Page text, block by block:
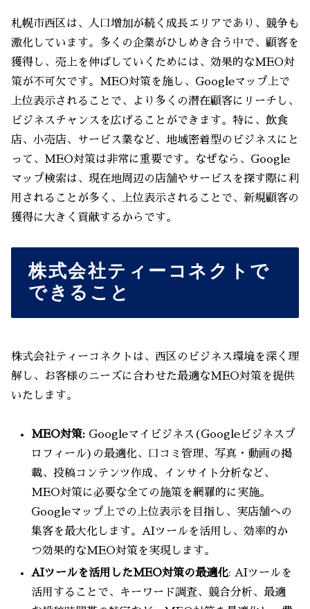
札幌市西区は、人口増加が続く成長エリアであり、競争も
激化しています。多くの企業がひしめき合う中で、顧客を
獲得し、売上を伸ばしていくためには、効果的なMEO対
策が不可欠です。MEO対策を施し、Googleマップ上で
上位表示されることで、より多くの潜在顧客にリーチし、
ビジネスチャンスを広げることができます。特に、飲食
店、小売店、サービス業など、地域密着型のビジネスにと
って、MEO対策は非常に重要です。なぜなら、Google
マップ検索は、現在地周辺の店舗やサービスを探す際に利
用されることが多く、上位表示されることで、新規顧客の
獲得に大きく貢献するからです。
株式会社ティーコネクトで
できること
株式会社ティーコネクトは、西区のビジネス環境を深く理
解し、お客様のニーズに合わせた最適なMEO対策を提供
いたします。
MEO対策: Googleマイビジネス(Googleビジネスプ
ロフィール)の最適化、口コミ管理、写真・動画の掲
載、投稿コンテンツ作成、インサイト分析など、
MEO対策に必要な全ての施策を網羅的に実施。
Googleマップ上での上位表示を目指し、実店舗への
集客を最大化します。AIツールを活用し、効率的か
つ効果的なMEO対策を実現します。
AIツールを活用したMEO対策の最適化: AIツールを
活用することで、キーワード調査、競合分析、最適